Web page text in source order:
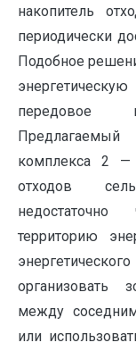
накопитель
периодически
Подобное
передовое
комплекса 2 —
отходов
территорию
организовать
между
или